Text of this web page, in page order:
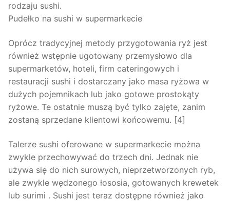
rodzaju sushi.
Pudełko na sushi w supermarkecie
Oprócz tradycyjnej metody przygotowania ryż jest
również wstępnie ugotowany przemysłowo dla
supermarketów, hoteli, firm cateringowych i
restauracji sushi i dostarczany jako masa ryżowa w
dużych pojemnikach lub jako gotowe prostokąty
ryżowe. Te ostatnie muszą być tylko zajęte, zanim
zostaną sprzedane klientowi końcowemu. [4]
Talerze sushi oferowane w supermarkecie można
zwykle przechowywać do trzech dni. Jednak nie
używa się do nich surowych, nieprzetworzonych ryb,
ale zwykle wędzonego łososia, gotowanych krewetek
lub surimi . Sushi jest teraz dostępne również jako